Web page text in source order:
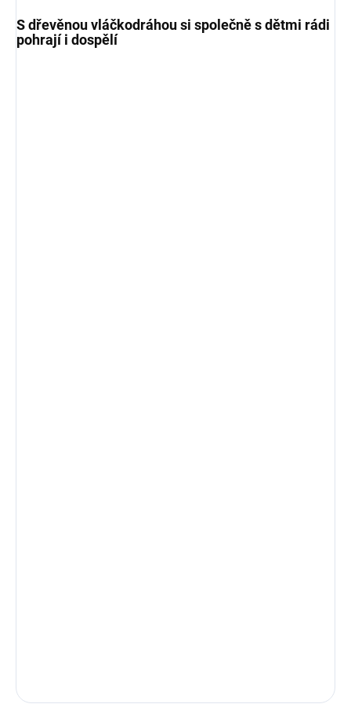
S dřevěnou vláčkodráhou si společně s dětmi rádi
pohrají i dospělí